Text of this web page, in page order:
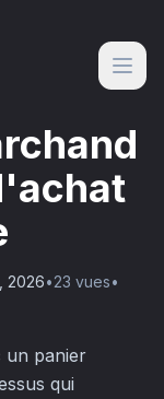
2026•23 vues•
un panier
qui